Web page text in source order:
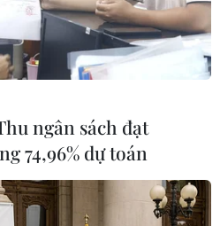
#Thâm hụt ngân sách
ngân sách đạt
74,96% dự toán